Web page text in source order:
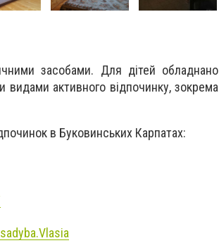
засобами. Для дітей обладнано
видами активного відпочинку, зокрема
в Буковинських Карпатах: